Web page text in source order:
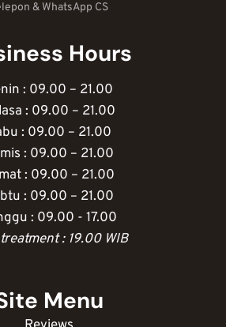
& WhatsApp CS
Hours
: 09.00 – 21.00
: 09.00 – 21.00
: 09.00 – 21.00
: 09.00 – 21.00
: 09.00 – 21.00
: 09.00 – 21.00
: 09.00 - 17.00
: 19.00 WIB
Menu